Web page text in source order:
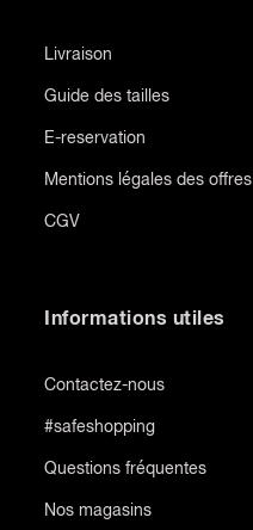
Livraison
Guide des tailles
E-reservation
Mentions légales des offres
CGV
Informations utiles
Contactez-nous
#safeshopping
Questions fréquentes
Nos magasins